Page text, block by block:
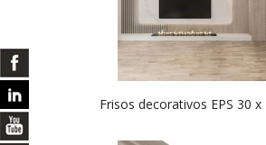
Frisos decorativos EPS 30